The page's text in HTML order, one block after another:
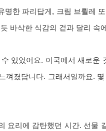
명한 파리답게, 크림 브륄레
바삭한 식감의 겉과 달리 속
있었어요. 이국에서 새로운
껴졌답니다. 그래서일까요.
요리에 감탄했던 시간. 선물